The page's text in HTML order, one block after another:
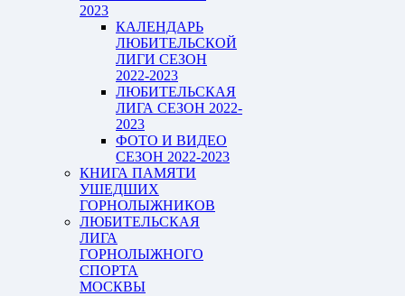
2023
КАЛЕНДАРЬ
ЛЮБИТЕЛЬСКОЙ
ЛИГИ СЕЗОН
2022-2023
ЛЮБИТЕЛЬСКАЯ
ЛИГА СЕЗОН 2022-
2023
ФОТО И ВИДЕО
СЕЗОН 2022-2023
КНИГА ПАМЯТИ
УШЕДШИХ
ГОРНОЛЫЖНИКОВ
ЛЮБИТЕЛЬСКАЯ
ЛИГА
ГОРНОЛЫЖНОГО
СПОРТА
МОСКВЫ